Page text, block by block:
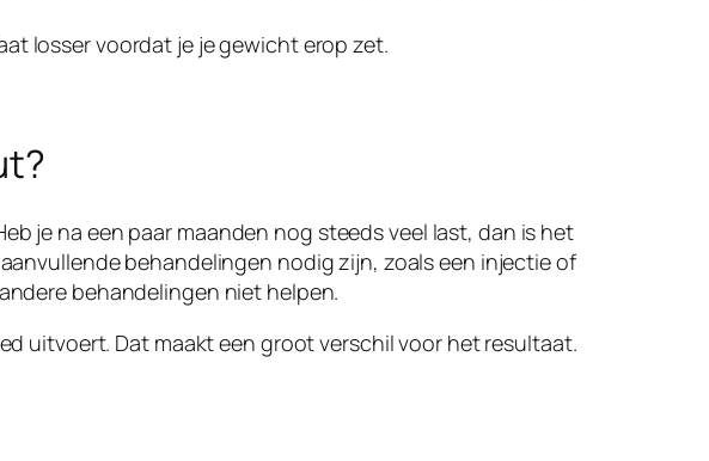
losser voordat je je gewicht erop zet.
je na een paar maanden nog steeds veel last, dan is het
behandelingen nodig zijn, zoals een injectie of
behandelingen niet helpen.
uitvoert. Dat maakt een groot verschil voor het resultaat.